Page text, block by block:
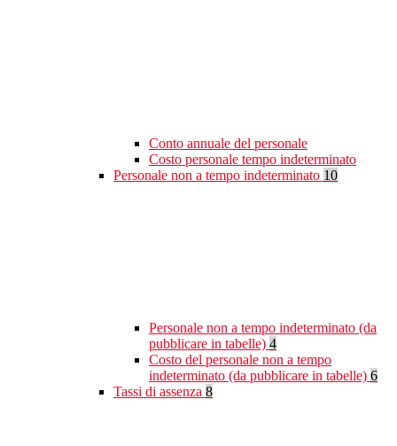
Conto annuale del personale
Costo personale tempo indeterminato
Personale non a tempo indeterminato 10
Personale non a tempo indeterminato (da
pubblicare in tabelle) 4
Costo del personale non a tempo
indeterminato (da pubblicare in tabelle) 6
Tassi di assenza 8